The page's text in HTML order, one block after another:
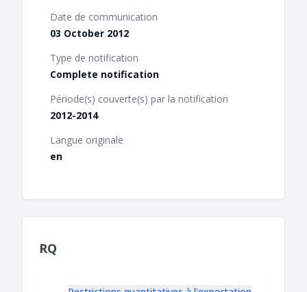
Date de communication
03 October 2012
Type de notification
Complete notification
Période(s) couverte(s) par la notification
2012-2014
Langue originale
en
RQ